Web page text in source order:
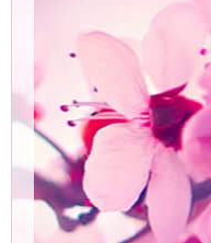
Mara -
PIN: 523
Bewertungen:
Klare Sicht der Dinge immer
zu empfehlen und du hattest
immer wieder richtig gesehen 🍀😍